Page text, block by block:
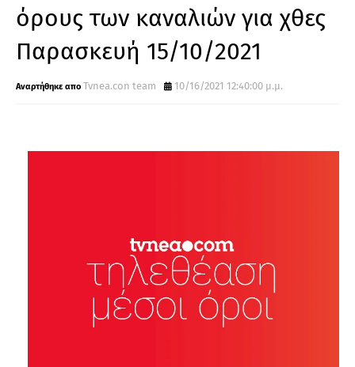
όρους των καναλιών για χθες
Παρασκευή 15/10/2021
Tvnea.con team 10/16/2021 12:40:00 μ.μ.